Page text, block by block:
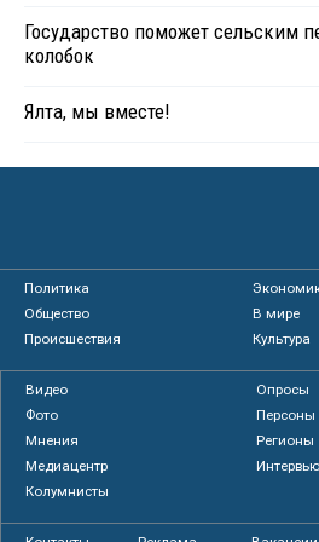
Государство поможет сельским
колобок
Ялта, мы вместе!
Политика
Общество
В мире
Происшествия
Культура
Видео
Опросы
Фото
Персоны
Мнения
Регионы
Медиацентр
Интервью
Колумнисты